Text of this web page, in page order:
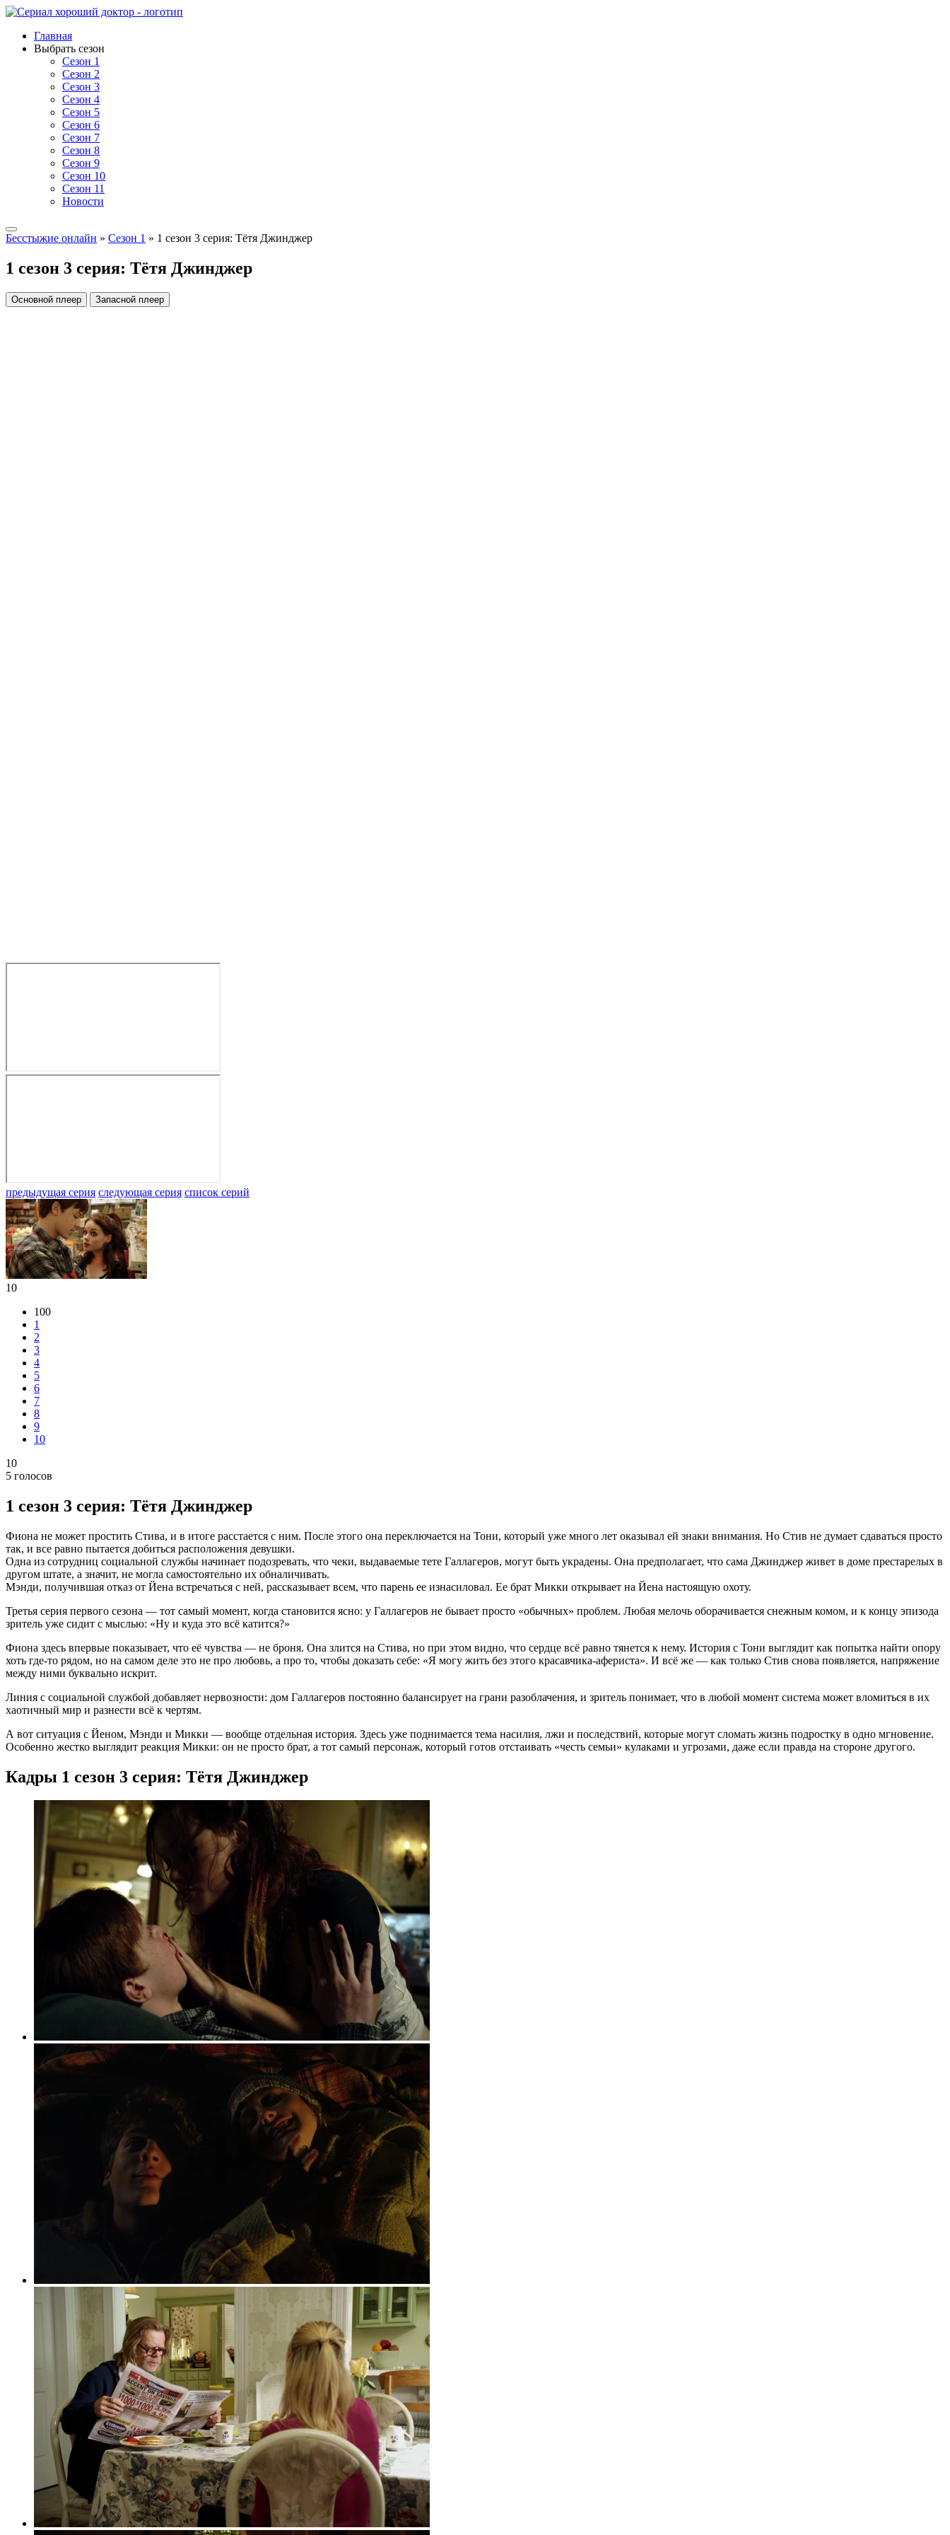
Главная
Выбрать сезон
Сезон 1
Сезон 2
Сезон 3
Сезон 4
Сезон 5
Сезон 6
Сезон 7
Сезон 8
Сезон 9
Сезон 10
Сезон 11
Новости
Бесстыжие онлайн » Сезон 1 » 1 сезон 3 серия: Тётя Джинджер
1 сезон 3 серия: Тётя Джинджер
Основной плеер Запасной плеер
предыдущая серия следующая серия список серий
10
100
1
2
3
4
5
6
7
8
9
10
10
5 голосов
1 сезон 3 серия: Тётя Джинджер
Фиона не может простить Стива, и в итоге расстается с ним. После этого она переключается на Тони, который уже много лет оказывал ей знаки внимания. Но Стив не думает сдаваться просто
так, и все равно пытается добиться расположения девушки.
Одна из сотрудниц социальной службы начинает подозревать, что чеки, выдаваемые тете Галлагеров, могут быть украдены. Она предполагает, что сама Джинджер живет в доме престарелых в
другом штате, а значит, не могла самостоятельно их обналичивать.
Мэнди, получившая отказ от Йена встречаться с ней, рассказывает всем, что парень ее изнасиловал. Ее брат Микки открывает на Йена настоящую охоту.
Третья серия первого сезона — тот самый момент, когда становится ясно: у Галлагеров не бывает просто «обычных» проблем. Любая мелочь оборачивается снежным комом, и к концу эпизода
зритель уже сидит с мыслью: «Ну и куда это всё катится?»
Фиона здесь впервые показывает, что её чувства — не броня. Она злится на Стива, но при этом видно, что сердце всё равно тянется к нему. История с Тони выглядит как попытка найти опору
хоть где-то рядом, но на самом деле это не про любовь, а про то, чтобы доказать себе: «Я могу жить без этого красавчика-афериста». И всё же — как только Стив снова появляется, напряжение
между ними буквально искрит.
Линия с социальной службой добавляет нервозности: дом Галлагеров постоянно балансирует на грани разоблачения, и зритель понимает, что в любой момент система может вломиться в их
хаотичный мир и разнести всё к чертям.
А вот ситуация с Йеном, Мэнди и Микки — вообще отдельная история. Здесь уже поднимается тема насилия, лжи и последствий, которые могут сломать жизнь подростку в одно мгновение.
Особенно жестко выглядит реакция Микки: он не просто брат, а тот самый персонаж, который готов отстаивать «честь семьи» кулаками и угрозами, даже если правда на стороне другого.
Кадры 1 сезон 3 серия: Тётя Джинджер